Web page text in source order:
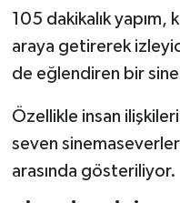
105 dakikalık yapım,
araya getirerek
de eğlendiren bir
Özellikle insan
seven
arasında gösteriliyor.